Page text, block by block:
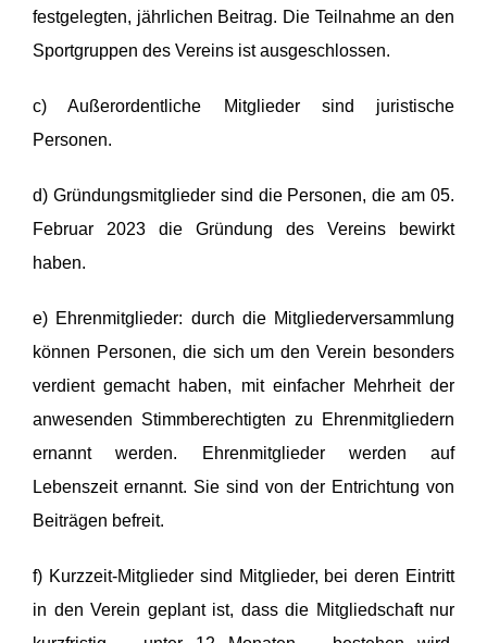
festgelegten, jährlichen Beitrag. Die Teilnahme an den
Sportgruppen des Vereins ist ausgeschlossen.
c) Außerordentliche Mitglieder sind juristische
Personen.
d) Gründungsmitglieder sind die Personen, die am 05.
Februar 2023 die Gründung des Vereins bewirkt
haben.
e) Ehrenmitglieder: durch die Mitgliederversammlung
können Personen, die sich um den Verein besonders
verdient gemacht haben, mit einfacher Mehrheit der
anwesenden Stimmberechtigten zu Ehrenmitgliedern
ernannt werden. Ehrenmitglieder werden auf
Lebenszeit ernannt. Sie sind von der Entrichtung von
Beiträgen befreit.
f) Kurzzeit-Mitglieder sind Mitglieder, bei deren Eintritt
in den Verein geplant ist, dass die Mitgliedschaft nur